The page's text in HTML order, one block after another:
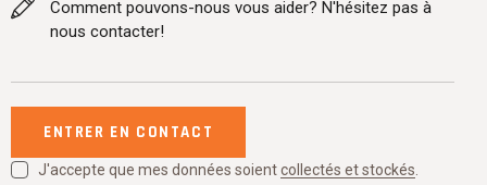
J'accepte que mes données soientcollectés et stockés.